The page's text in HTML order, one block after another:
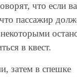
что если
пассажир
в квест.
затем в спешке